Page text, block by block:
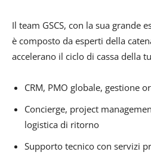
Il team GSCS, con la sua grande
è composto da esperti della
accelerano il ciclo di cassa della
CRM, PMO globale, gestione
Concierge, project
logistica di ritorno
Supporto tecnico con servizi